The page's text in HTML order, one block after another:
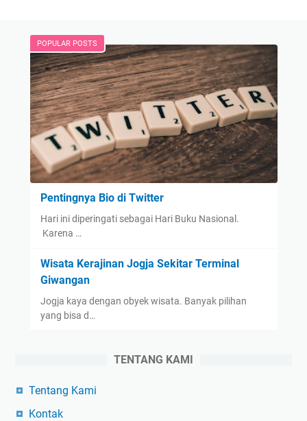
POPULAR POSTS
Pentingnya Bio di Twitter
Hari ini diperingati sebagai Hari Buku Nasional.
Karena …
Wisata Kerajinan Jogja Sekitar Terminal
Giwangan
Jogja kaya dengan obyek wisata. Banyak pilihan
yang bisa d…
TENTANG KAMI
Tentang Kami
Kontak